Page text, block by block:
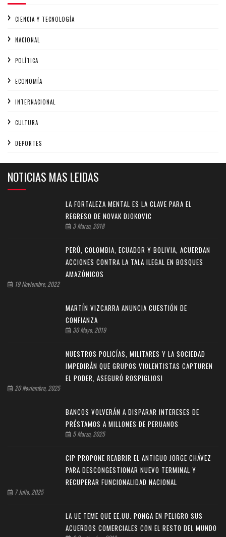
CIENCIA Y TECNOLOGÍA
NACIONAL
POLÍTICA
ECONOMÍA
INTERNACIONAL
CULTURA
DEPORTES
NOTICIAS MAS LEIDAS
LA FORTALEZA MENTAL ES LA CLAVE PARA EL
REGRESO DE NOVAK DJOKOVIC
3 Marzo, 2018
PERÚ, COLOMBIA, ECUADOR Y BOLIVIA, ACUERDAN
ACCIONES CONTRA LA TALA ILEGAL EN BOSQUES
AMAZÓNICOS
19 Noviembre, 2022
MARTÍN VIZCARRA ANUNCIA CUESTIÓN DE
CONFIANZA
30 Mayo, 2019
NUESTROS POLICÍAS, MILITARES Y LA SOCIEDAD
IMPEDIRÁN QUE GRUPOS VIOLENTISTAS CAPTUREN
EL PODER, ASEGURÓ ROSPIGLIOSI
20 Noviembre, 2025
BANCOS VOLVERÁN A DISPARAR INTERESES DE
PRÉSTAMOS A MILLONES DE PERUANOS
5 Marzo, 2025
CIP PROPONE REABRIR EL ANTIGUO JORGE CHÁVEZ
PARA DESCONGESTIONAR NUEVO TERMINAL Y
RECUPERAR FUNCIONALIDAD NACIONAL
7 Julio, 2025
LA UE TEME QUE EE.UU. PONGA EN PELIGRO SUS
ACUERDOS COMERCIALES CON EL RESTO DEL MUNDO